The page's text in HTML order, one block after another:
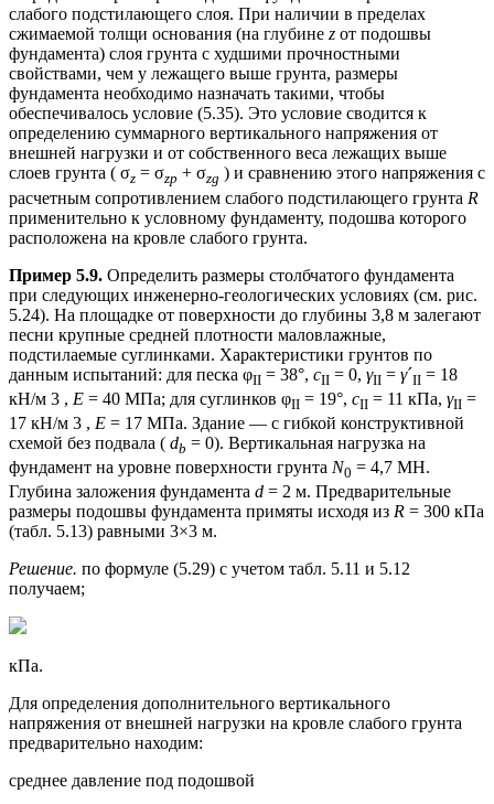
слабого подстилающего слоя. При наличии в пределах
сжимаемой толщи основания (на глубине z от подошвы
фундамента) слоя грунта с худшими прочностными
свойствами, чем у лежащего выше грунта, размеры
фундамента необходимо назначать такими, чтобы
обеспечивалось условие (5.35). Это условие сводится к
определению суммарного вертикального напряжения от
внешней нагрузки и от собственного веса лежащих выше
слоев грунта ( σz = σzp + σzg ) и сравнению этого напряжения с
расчетным сопротивлением слабого подстилающего грунта R
применительно к условному фундаменту, подошва которого
расположена на кровле слабого грунта.
Пример 5.9. Определить размеры столбчатого фундамента
при следующих инженерно-геологических условиях (см. рис.
5.24). На площадке от поверхности до глубины 3,8 м залегают
песни крупные средней плотности маловлажные,
подстилаемые суглинками. Характеристики грунтов по
данным испытаний: для песка φII = 38°, сII = 0, γII = γ´II = 18
кН/м 3 , E = 40 МПа; для суглинков φII = 19°, сII = 11 кПа, γII =
17 кН/м 3 , E = 17 МПа. Здание — с гибкой конструктивной
схемой без подвала ( db = 0). Вертикальная нагрузка на
фундамент на уровне поверхности грунта N0 = 4,7 MH.
Глубина заложения фундамента d = 2 м. Предварительные
размеры подошвы фундамента примяты исходя из R = 300 кПа
(табл. 5.13) равными 3×3 м.
Решение. по формуле (5.29) с учетом табл. 5.11 и 5.12
получаем;
кПа.
Для определения дополнительного вертикального
напряжения от внешней нагрузки на кровле слабого грунта
предварительно находим:
среднее давление под подошвой